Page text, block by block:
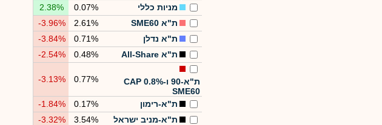
מניות כללי 0.07%
2.38%
ת"א SME60
2.61%
-3.96%
ת"א נדלן
0.71%
-3.84%
ת"א All-Share
0.48%
-2.54%
ת"א-90 ו-CAP 0.8%
SME60
0.77%
-3.13%
ת"א-רימון 0.17%
-1.84%
ת"א-מניב ישראל
3.54%
-3.32%